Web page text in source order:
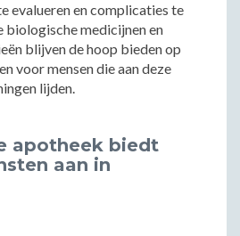
evalueren en complicaties te
biologische medicijnen en
blijven de hoop bieden op
voor mensen die aan deze
lijden.
apotheek biedt
aan in